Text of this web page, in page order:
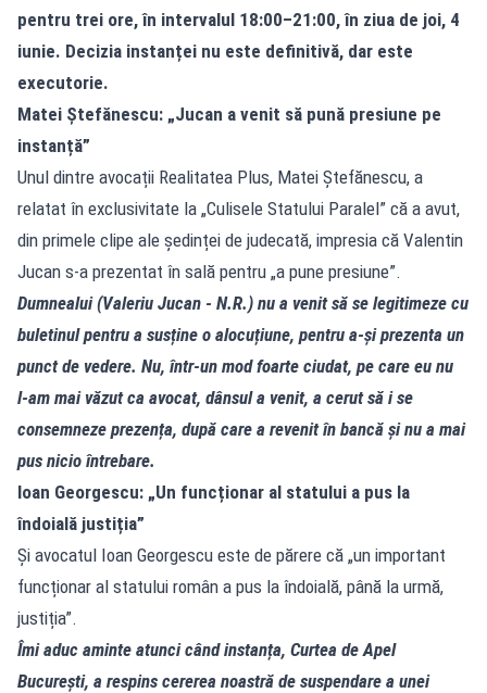
pentru trei ore, în intervalul 18:00–21:00, în ziua de joi, 4
iunie. Decizia instanței nu este definitivă, dar este
executorie.
Matei Ștefănescu: „Jucan a venit să pună presiune pe
instanță”
Unul dintre avocații Realitatea Plus, Matei Ștefănescu, a
relatat în exclusivitate la „Culisele Statului Paralel” că a avut,
din primele clipe ale ședinței de judecată, impresia că Valentin
Jucan s‑a prezentat în sală pentru „a pune presiune”.
Dumnealui (Valeriu Jucan - N.R.) nu a venit să se legitimeze cu
buletinul pentru a susține o alocuțiune, pentru a‑și prezenta un
punct de vedere. Nu, într‑un mod foarte ciudat, pe care eu nu
l‑am mai văzut ca avocat, dânsul a venit, a cerut să i se
consemneze prezența, după care a revenit în bancă și nu a mai
pus nicio întrebare.
Ioan Georgescu: „Un funcționar al statului a pus la
îndoială justiția”
Și avocatul Ioan Georgescu este de părere că „un important
funcționar al statului român a pus la îndoială, până la urmă,
justiția”.
Îmi aduc aminte atunci când instanța, Curtea de Apel
București, a respins cererea noastră de suspendare a unei